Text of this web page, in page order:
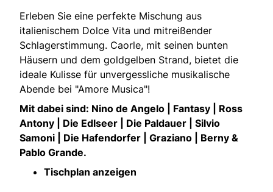
Erleben Sie eine perfekte Mischung aus
italienischem Dolce Vita und mitreißender
Schlagerstimmung. Caorle, mit seinen bunten
Häusern und dem goldgelben Strand, bietet die
ideale Kulisse für unvergessliche musikalische
Abende bei "Amore Musica"!
Mit dabei sind: Nino de Angelo | Fantasy | Ross
Antony | Die Edlseer | Die Paldauer | Silvio
Samoni | Die Hafendorfer | Graziano | Berny &
Pablo Grande.
Tischplan anzeigen